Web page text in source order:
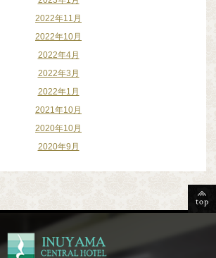
2022年11月
2022年10月
2022年4月
2022年3月
2022年1月
2021年10月
2020年10月
2020年9月